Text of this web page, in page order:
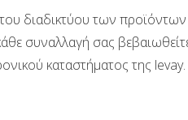
διαδικτύου των προϊόντων
συναλλαγή σας
καταστήματος της